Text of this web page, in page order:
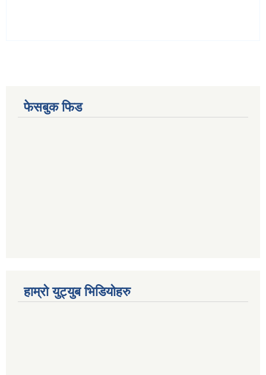
फेसबुक फिड
हाम्रो युट्युब भिडियोहरु